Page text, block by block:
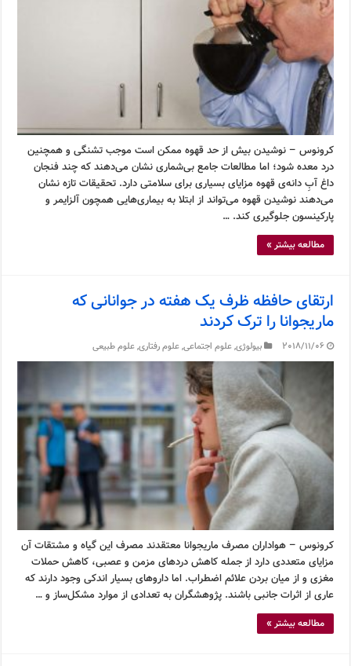
کرونوس – نوشیدن بیش از حد قهوه ممکن است موجب تشنگی و همچنین
درد معده شود؛ اما مطالعات جامع بی‌شماری نشان می‌دهند که چند فنجان
داغ آبِ دانه‌ی قهوه مزایای بسیاری برای سلامتی دارد. تحقیقات تازه نشان
می‌دهند نوشیدن قهوه می‌تواند از ابتلا به بیماری‌هایی همچون آلزایمر و
پارکینسون جلوگیری کند. …
مطالعه بیشتر »
ارتقای حافظه ظرف یک هفته در جوانانی که
ماریجوانا را ترک کردند
2018/11/06 بیولوژی,علوم اجتماعی,علوم رفتاری,علوم طبیعی
کرونوس – هواداران مصرف ماریجوانا معتقدند مصرف این گیاه و مشتقات آن
مزایای متعددی دارد از جمله کاهش دردهای مزمن و عصبی، کاهش حملات
مغزی و از میان بردن علائم اضطراب. اما داروهای بسیار اندکی وجود دارند که
عاری از اثرات جانبی باشند. پژوهشگران به تعدادی از موارد مشکل‌ساز و …
مطالعه بیشتر »